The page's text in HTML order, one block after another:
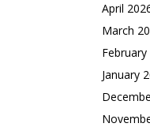
April
March
February
January